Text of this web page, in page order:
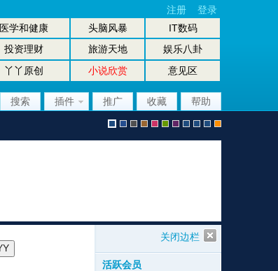
医学和健康 头脑风暴
IT数码
投资理财 旅游天地
娱乐八卦
丫丫原创 小说欣赏
意见区
注册 登录
搜索 插件 推广 收藏 帮助
认l r r i r u 坛大坛机
关闭边栏
活跃会员